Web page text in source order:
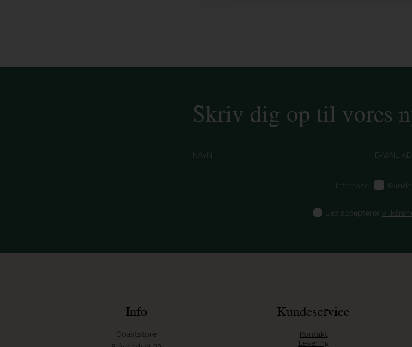
Skriv dig op til vores
Interesse: Kvinder
Jeg accepterer
Info
Coaststore
Kundeservice
Kontakt
Levering